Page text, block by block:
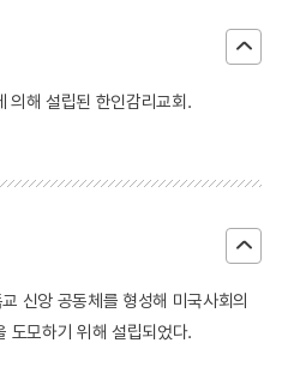
의해 설립된 한인감리교회.
신앙 공동체를 형성해 미국사회의
도모하기 위해 설립되었다.